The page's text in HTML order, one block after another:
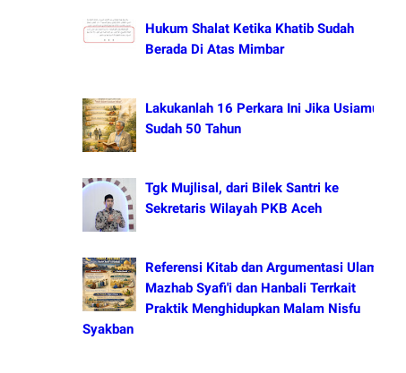
Hukum Shalat Ketika Khatib Sudah
Berada Di Atas Mimbar
Lakukanlah 16 Perkara Ini Jika Usiamu
Sudah 50 Tahun
Tgk Mujlisal, dari Bilek Santri ke
Sekretaris Wilayah PKB Aceh
Referensi Kitab dan Argumentasi Ulama
Mazhab Syafi'i dan Hanbali Terrkait
Praktik Menghidupkan Malam Nisfu
Syakban